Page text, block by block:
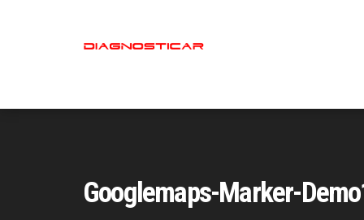
Googlemaps-Marker-